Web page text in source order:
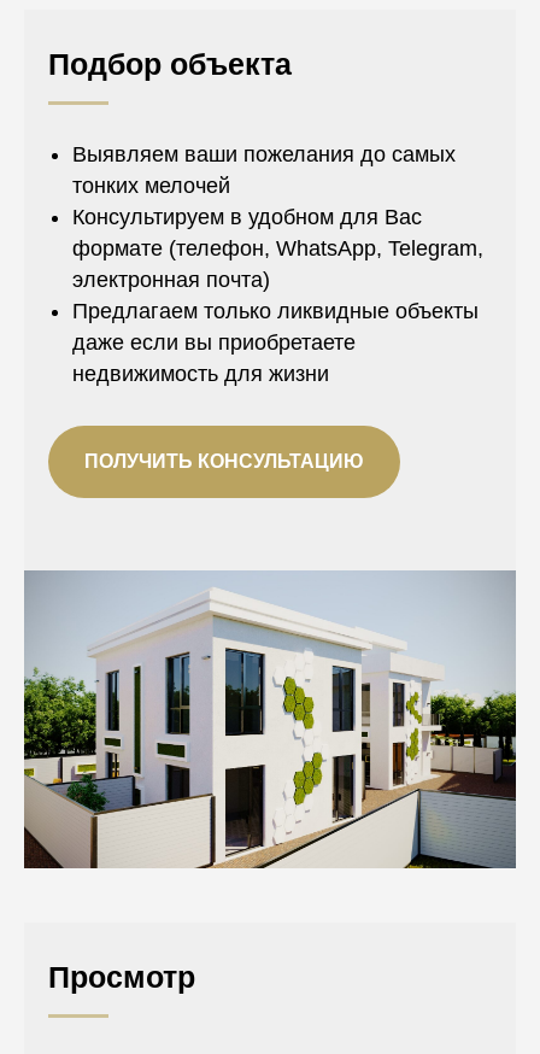
Подбор объекта
Выявляем ваши пожелания до самых
тонких мелочей
Консультируем в удобном для Вас
формате (телефон, WhatsApp, Telegram,
электронная почта)
Предлагаем только ликвидные объекты
даже если вы приобретаете
недвижимость для жизни
ПОЛУЧИТЬ КОНСУЛЬТАЦИЮ
Просмотр